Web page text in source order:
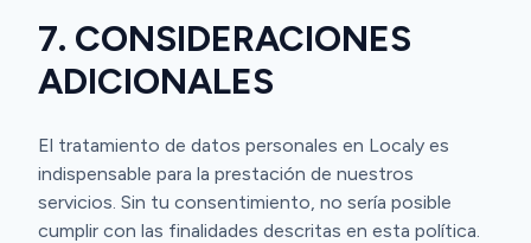
7. CONSIDERACIONES
ADICIONALES
El tratamiento de datos personales en Localy es
indispensable para la prestación de nuestros
servicios. Sin tu consentimiento, no sería posible
cumplir con las finalidades descritas en esta política.